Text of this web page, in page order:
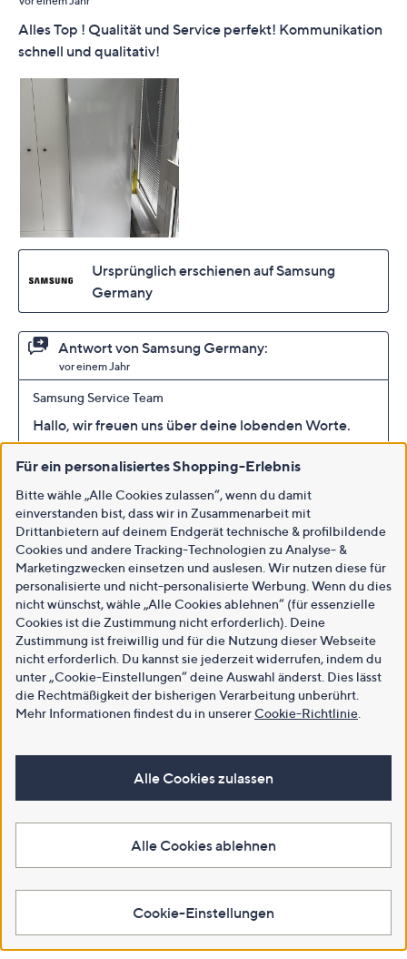
Für ein personalisiertes Shopping-Erlebnis
Bitte wähle „Alle Cookies zulassen“, wenn du damit
einverstanden bist, dass wir in Zusammenarbeit mit
Drittanbietern auf deinem Endgerät technische & profilbildende
Cookies und andere Tracking-Technologien zu Analyse- &
Marketingzwecken einsetzen und auslesen. Wir nutzen diese für
personalisierte und nicht-personalisierte Werbung. Wenn du dies
nicht wünschst, wähle „Alle Cookies ablehnen“ (für essenzielle
Cookies ist die Zustimmung nicht erforderlich). Deine
Zustimmung ist freiwillig und für die Nutzung dieser Webseite
nicht erforderlich. Du kannst sie jederzeit widerrufen, indem du
unter „Cookie-Einstellungen“ deine Auswahl änderst. Dies lässt
die Rechtmäßigkeit der bisherigen Verarbeitung unberührt.
Mehr Informationen findest du in unsererCookie-Richtlinie
Alle Cookies zulassen
Alle Cookies ablehnen
Cookie-Einstellungen